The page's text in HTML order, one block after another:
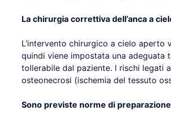
La chirurgia correttiva dell’anca a
L’intervento chirurgico a cielo aperto
quindi viene impostata una
tollerabile dal paziente. I rischi legati
osteonecrosi (ischemia del tessuto
Sono previste norme di